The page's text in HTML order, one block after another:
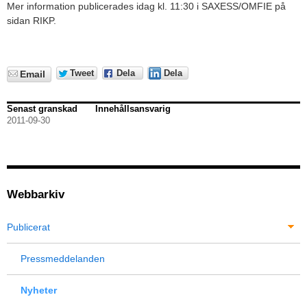
Mer information publicerades idag kl. 11:30 i SAXESS/OMFIE på
sidan RIKP.
Email Tweet Dela Dela
Senast granskad
2011-09-30
Innehållsansvarig
Webbarkiv
Publicerat
Pressmeddelanden
Nyheter